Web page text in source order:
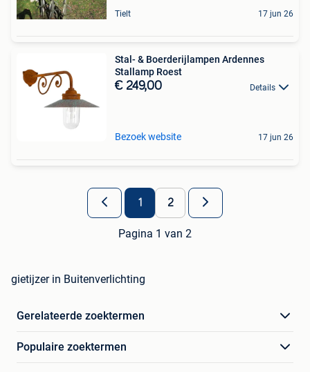
Tielt 17 jun 26
Stal- & Boerderijlampen Ardennes
Stallamp Roest
€ 249,00 Details
Bezoek website 17 jun 26
1 2
Pagina 1 van 2
gietijzer in Buitenverlichting
Gerelateerde zoektermen
Populaire zoektermen